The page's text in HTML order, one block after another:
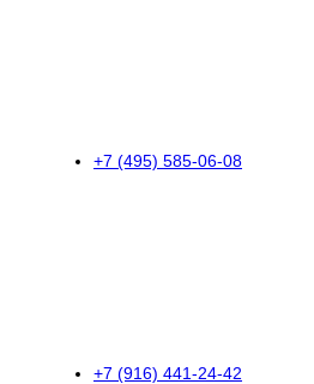
+7 (495) 585-06-08
+7 (916) 441-24-42